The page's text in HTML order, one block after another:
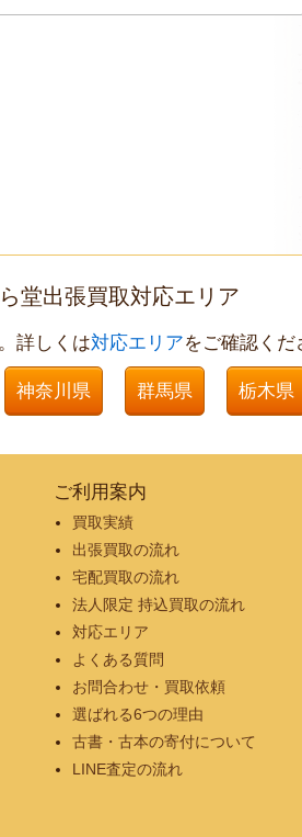
堂出張買取対応エリア
詳しくは対応エリアをご確認くだ
神奈川県 群馬県 栃木県
ご利用案内
買取実績
出張買取の流れ
宅配買取の流れ
法人限定 持込買取の流れ
対応エリア
よくある質問
お問合わせ・買取依頼
選ばれる6つの理由
古書・古本の寄付について
LINE査定の流れ